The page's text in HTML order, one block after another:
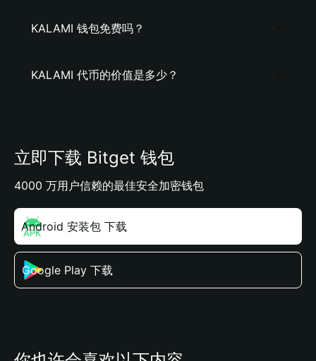
KALAMI 钱包免费吗？
KALAMI 代币的价值是多少？
立即下载 Bitget 钱包
4000 万用户信赖的最佳安全加密钱包
Android 安装包 下载
Google Play 下载